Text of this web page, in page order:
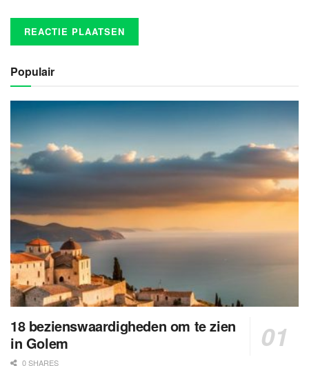
Populair
18 bezienswaardigheden om te zien
in Golem
0 SHARES